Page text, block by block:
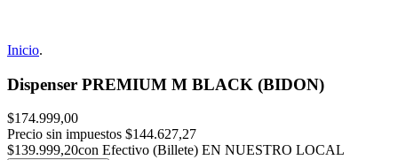
Inicio.
Dispenser PREMIUM M BLACK (BIDON)
$174.999,00
Precio sin impuestos $144.627,27
$139.999,20con Efectivo (Billete) EN NUESTRO LOCAL